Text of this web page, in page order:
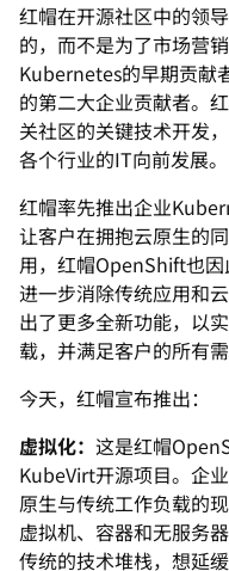
红帽在开源社区中的领
的，而不是为了市场营
Kubernetes的早期贡献
的第二大企业贡献者。
关社区的关键技术开发
各个行业的IT向前发展。
红帽率先推出企业
让客户在拥抱云原生的
用，红帽OpenShift也
进一步消除传统应用和
出了更多全新功能，以
载，并满足客户的所有需
今天，红帽宣布推出：
虚拟化： 这是红帽
KubeVirt开源项目。企
原生与传统工作负载的
虚拟机、容器和无服务
传统的技术堆栈，想延